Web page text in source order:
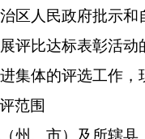
区人民政府批示
评比达标表彰活动
集体的评选工作，
范围
州、市）及所辖